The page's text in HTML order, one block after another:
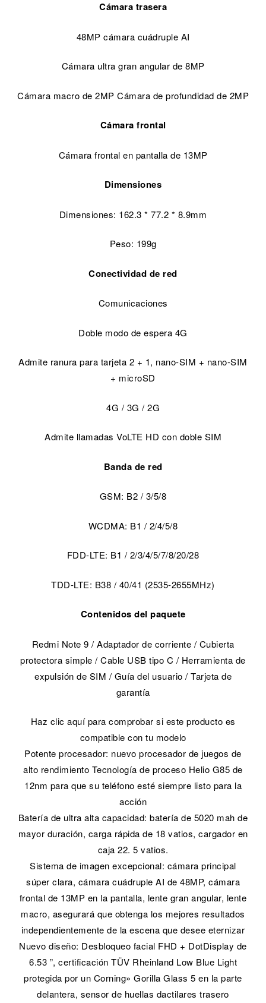
Cámara trasera
48MP cámara cuádruple AI
Cámara ultra gran angular de 8MP
Cámara macro de 2MP Cámara de profundidad de 2MP
Cámara frontal
Cámara frontal en pantalla de 13MP
Dimensiones
Dimensiones: 162.3 * 77.2 * 8.9mm
Peso: 199g
Conectividad de red
Comunicaciones
Doble modo de espera 4G
Admite ranura para tarjeta 2 + 1, nano-SIM + nano-SIM
+ microSD
4G / 3G / 2G
Admite llamadas VoLTE HD con doble SIM
Banda de red
GSM: B2 / 3/5/8
WCDMA: B1 / 2/4/5/8
FDD-LTE: B1 / 2/3/4/5/7/8/20/28
TDD-LTE: B38 / 40/41 (2535-2655MHz)
Contenidos del paquete
Redmi Note 9 / Adaptador de corriente / Cubierta
protectora simple / Cable USB tipo C / Herramienta de
expulsión de SIM / Guía del usuario / Tarjeta de
garantía
Haz clic aquí para comprobar si este producto es
compatible con tu modelo
Potente procesador: nuevo procesador de juegos de
alto rendimiento Tecnología de proceso Helio G85 de
12nm para que su teléfono esté siempre listo para la
acción
Batería de ultra alta capacidad: batería de 5020 mah de
mayor duración, carga rápida de 18 vatios, cargador en
caja 22. 5 vatios.
Sistema de imagen excepcional: cámara principal
súper clara, cámara cuádruple AI de 48MP, cámara
frontal de 13MP en la pantalla, lente gran angular, lente
macro, asegurará que obtenga los mejores resultados
independientemente de la escena que desee eternizar
Nuevo diseño: Desbloqueo facial FHD + DotDisplay de
6.53 ”, certificación TÜV Rheinland Low Blue Light
protegida por un Corning» Gorilla Glass 5 en la parte
delantera, sensor de huellas dactilares trasero